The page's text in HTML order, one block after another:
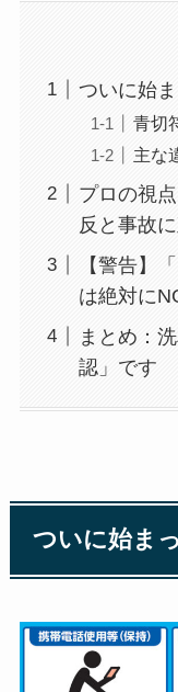
ついに始
青切
主な
プロの視
反と事故
【警告】
は絶対に
まとめ：
認」です
ついに始ま